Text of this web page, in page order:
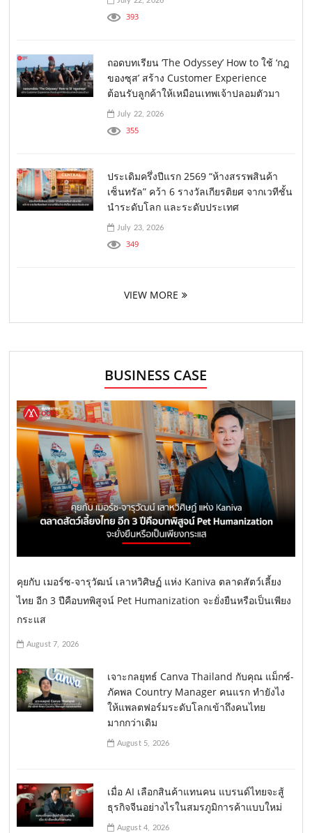
393
ถอดบทเรียน ‘The Odyssey’ How to ใช้ ‘กฎ
ของซุส’ สร้าง Customer Experience
ต้อนรับลูกค้าให้เหมือนเทพเจ้าปลอมตัวมา
July 22, 2026
355
ประเดิมครึ่งปีแรก 2569 “ห้างสรรพสินค้า
เซ็นทรัล” คว้า 6 รางวัลเกียรติยศ จากเวทีชั้น
นำระดับโลก และระดับประเทศ
July 23, 2026
349
VIEW MORE
BUSINESS CASE
คุยกับ เมอร์ซ-จารุวัฒน์ เลาหวิศิษฏ์ แห่ง Kaniva ตลาดสัตว์เลี้ยง
ไทย อีก 3 ปีคือบทพิสูจน์ Pet Humanization จะยั่งยืนหรือเป็นเพียง
กระแส
August 7, 2026
เจาะกลยุทธ์ Canva Thailand กับคุณ แม็กซ์-
ภัคพล Country Manager คนแรก ทำยังไง
ให้แพลตฟอร์มระดับโลกเข้าถึงคนไทย
มากกว่าเดิม
August 5, 2026
เมื่อ AI เลือกสินค้าแทนคน แบรนด์ไทยจะสู้
ธุรกิจจีนอย่างไรในสมรภูมิการค้าแบบใหม่
August 4, 2026